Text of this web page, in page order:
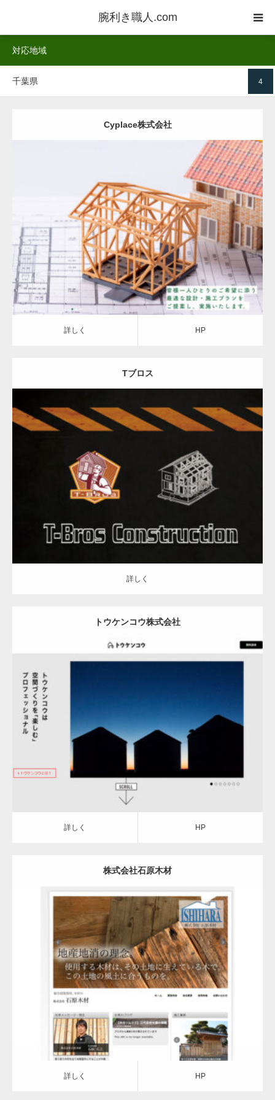
腕利き職人.com
対応地域
4
千葉県
Cyplace株式会社
詳しく HP
詳しく HP
Tブロス
詳しく
詳しく
トウケンコウ株式会社
詳しく HP
株式会社石原木材
詳しく HP
詳しく HP
業者一覧